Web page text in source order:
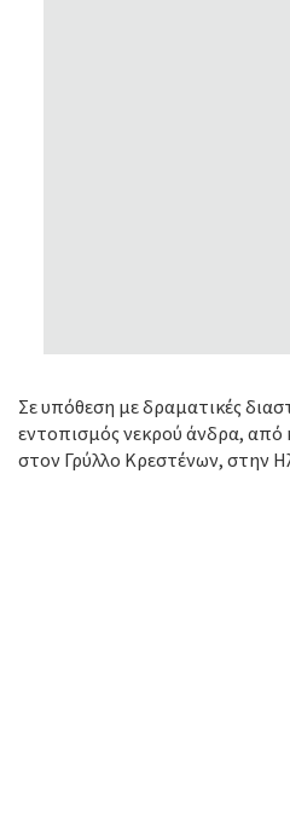
Σε υπόθεση με δραματικές
εντοπισμός νεκρού άνδρα, από
στον Γρύλλο Κρεστένων, στην